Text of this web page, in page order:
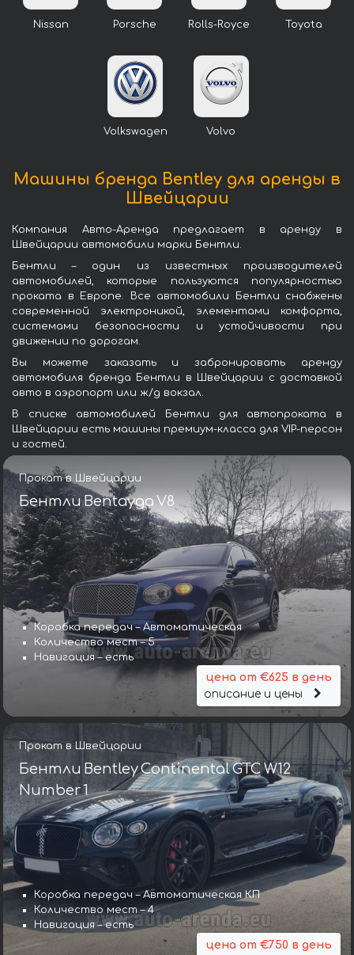
Nissan Porsche Rolls-Royce Toyota
Volkswagen Volvo
Машины бренда Bentley для аренды в
Швейцарии
Компания Авто-Аренда предлагает в аренду в
Швейцарии автомобили марки Бентли.
Бентли – один из известных производителей
автомобилей, которые пользуются популярностью
проката в Европе. Все автомобили Бентли снабжены
современной электроникой, элементами комфорта,
системами безопасности и устойчивости при
движении по дорогам.
Вы можете заказать и забронировать аренду
автомобиля бренда Бентли в Швейцарии с доставкой
авто в аэропорт или ж/д вокзал.
В списке автомобилей Бентли для автопроката в
Швейцарии есть машины премиум-класса для VIP-персон
и гостей.
Прокат в Швейцарии
Бентли Bentayga V8
Коробка передач – Автоматическая
Количество мест – 5
Навигация – есть
цена от €625 в день
описание и цены
Прокат в Швейцарии
Бентли Bentley Continental GTC W12
Number 1
Коробка передач – Автоматическая КП
Количество мест – 4
Навигация – есть
цена от €750 в день